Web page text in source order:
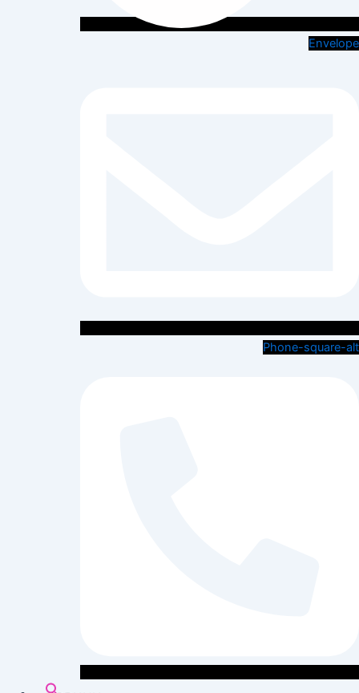
Envelope
Phone-square-alt